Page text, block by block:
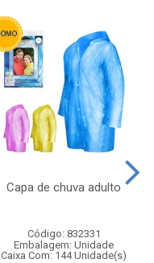
Capa de chuva adulto
Código: 832331
Embalagem: Unidade
Caixa Com: 144 Unidade(s)